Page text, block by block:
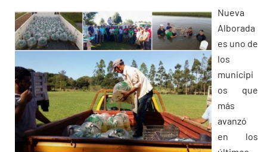
Nueva
Alborada
es uno de
los
municipi
os que
más
avanzó
en los